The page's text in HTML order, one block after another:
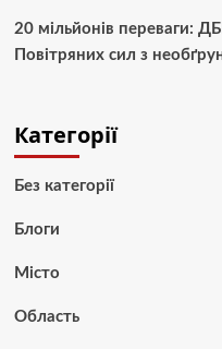
20 мільйонів переваги:
Повітряних сил з
Категорії
Без категорії
Блоги
Місто
Область